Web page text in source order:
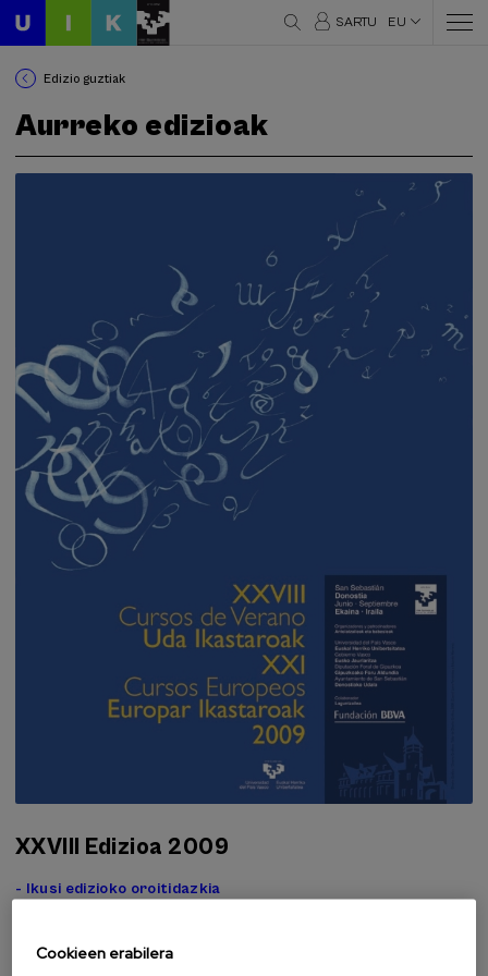
SARTU EU
Edizio guztiak
Aurreko edizioak
XXVIII Edizioa 2009
- Ikusi edizioko oroitidazkia
Fundazioa
Cookieen erabilera